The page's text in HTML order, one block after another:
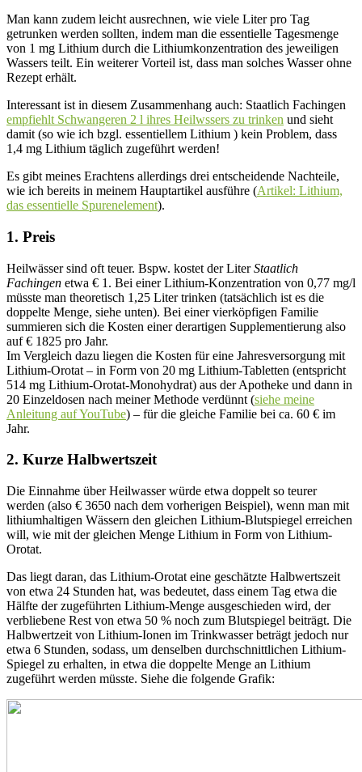
Man kann zudem leicht ausrechnen, wie viele Liter pro Tag
getrunken werden sollten, indem man die essentielle Tagesmenge
von 1 mg Lithium durch die Lithiumkonzentration des jeweiligen
Wassers teilt. Ein weiterer Vorteil ist, dass man solches Wasser ohne
Rezept erhält.
Interessant ist in diesem Zusammenhang auch: Staatlich Fachingen
empfiehlt Schwangeren 2 l ihres Heilwssers zu trinken und sieht
damit (so wie ich bzgl. essentiellem Lithium ) kein Problem, dass
1,4 mg Lithium täglich zugeführt werden!
Es gibt meines Erachtens allerdings drei entscheidende Nachteile,
wie ich bereits in meinem Hauptartikel ausführe (Artikel: Lithium,
das essentielle Spurenelement).
1. Preis
Heilwässer sind oft teuer. Bspw. kostet der LiterStaatlich
Fachingen etwa € 1. Bei einer Lithium-Konzentration von 0,77 mg/l
müsste man theoretisch 1,25 Liter trinken (tatsächlich ist es die
doppelte Menge, siehe unten). Bei einer vierköpfigen Familie
summieren sich die Kosten einer derartigen Supplementierung also
auf € 1825 pro Jahr.
Im Vergleich dazu liegen die Kosten für eine Jahresversorgung mit
Lithium-Orotat – in Form von 20 mg Lithium-Tabletten (entspricht
514 mg Lithium-Orotat-Monohydrat) aus der Apotheke und dann in
20 Einzeldosen nach meiner Methode verdünnt (siehe meine
Anleitung auf YouTube) – für die gleiche Familie bei ca. 60 € im
Jahr.
2. Kurze Halbwertszeit
Die Einnahme über Heilwasser würde etwa doppelt so teurer
werden (also € 3650 nach dem vorherigen Beispiel), wenn man mit
lithiumhaltigen Wässern den gleichen Lithium-Blutspiegel erreichen
will, wie mit der gleichen Menge Lithium in Form von Lithium-
Orotat.
Das liegt daran, das Lithium-Orotat eine geschätzte Halbwertszeit
von etwa 24 Stunden hat, was bedeutet, dass einem Tag etwa die
Hälfte der zugeführten Lithium-Menge ausgeschieden wird, der
verbliebene Rest von etwa 50 % noch zum Blutspiegel beiträgt. Die
Halbwertzeit von Lithium-Ionen im Trinkwasser beträgt jedoch nur
etwa 6 Stunden, sodass, um denselben durchschnittlichen Lithium-
Spiegel zu erhalten, in etwa die doppelte Menge an Lithium
zugeführt werden müsste. Siehe die folgende Grafik: